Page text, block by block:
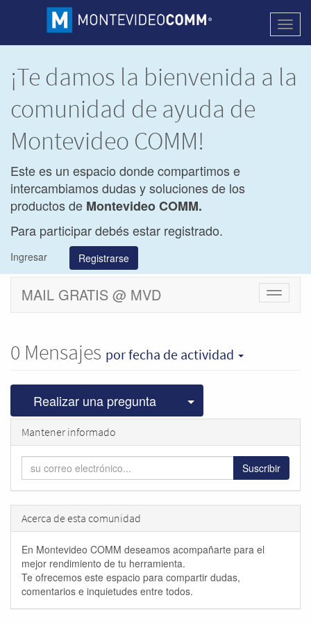
¡Te damos la bienvenida a la
comunidad de ayuda de
Montevideo COMM!
Este es un espacio donde compartimos e
intercambiamos dudas y soluciones de los
productos de Montevideo COMM.
Para participar debés estar registrado.
Ingresar Registrarse
Cambiar
MAIL GRATIS @ MVD
0 Mensajes por fecha de actividad
Realizar una pregunta Seleccionar
Mantener informado
Suscribir
Acerca de esta comunidad
En Montevideo COMM deseamos acompañarte para el
mejor rendimiento de tu herramienta.
Te ofrecemos este espacio para compartir dudas,
comentarios e inquietudes entre todos.